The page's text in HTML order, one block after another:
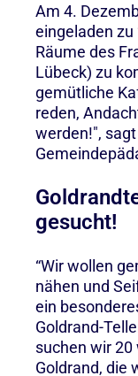
Am 4.
eingeladen zu
Räume des
Lübeck) zu
gemütliche
reden,
werden!",
gesucht!
“Wir wollen
nähen und
ein
Goldrand-
suchen wir
Goldrand, die